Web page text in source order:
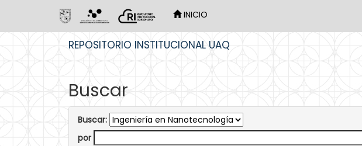
INICIO
REPOSITORIO INSTITUCIONAL UAQ
Buscar
Buscar:
por